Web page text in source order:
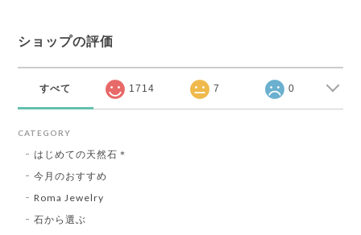
ショップの評価
すべて 1714 7 0
CATEGORY
はじめての天然石＊
今月のおすすめ
Roma Jewelry
石から選ぶ